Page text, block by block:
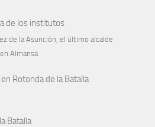
de los institutos
de la Asunción, el último alcalde
Almansa
en Rotonda de la Batalla
Batalla